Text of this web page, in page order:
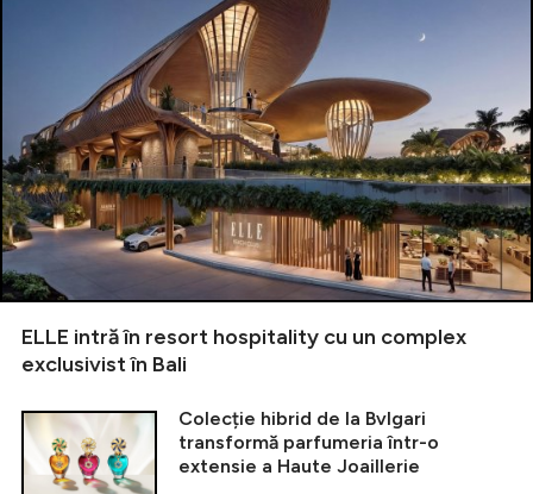
ELLE intră în resort hospitality cu un complex
exclusivist în Bali
Colecție hibrid de la Bvlgari
transformă parfumeria într-o
extensie a Haute Joaillerie